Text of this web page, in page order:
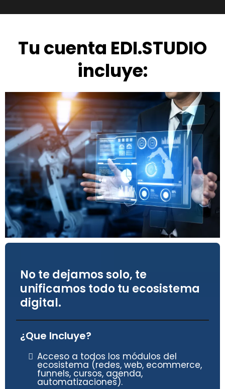
Tu cuenta EDI.STUDIO
incluye:
No te dejamos solo, te
unificamos todo tu ecosistema
digital.
¿Que Incluye?
Acceso a todos los módulos del
ecosistema (redes, web, ecommerce,
funnels, cursos, agenda,
automatizaciones).